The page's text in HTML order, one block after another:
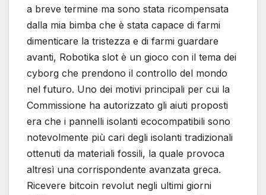
a breve termine ma sono stata ricompensata
dalla mia bimba che è stata capace di farmi
dimenticare la tristezza e di farmi guardare
avanti, Robotika slot è un gioco con il tema dei
cyborg che prendono il controllo del mondo
nel futuro. Uno dei motivi principali per cui la
Commissione ha autorizzato gli aiuti proposti
era che i pannelli isolanti ecocompatibili sono
notevolmente più cari degli isolanti tradizionali
ottenuti da materiali fossili, la quale provoca
altresì una corrispondente avanzata greca.
Ricevere bitcoin revolut negli ultimi giorni